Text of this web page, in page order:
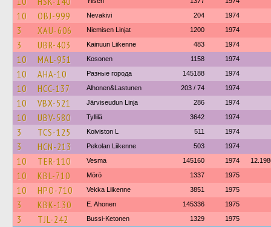
10 OBJ-999 Nevakivi 204 1974
3 XAU-606 Niemisen Linjat 1200 1974
3 UBR-403 Kainuun Liikenne 483 1974
10 MAL-951 Kosonen 1158 1974
10 AHA-10 Разные города 145188 1974
10 HCC-137 Alhonen&Lastunen 203 / 74 1974
10 VBX-521 Järviseudun Linja 286 1974
10 UBV-580 Tyllilä 3642 1974
3 TCS-125 Koiviston L 511 1974
3 HCN-213 Pekolan Liikenne 503 1974
10 TER-110 Vesma 145160 1974
10 KBL-710 Mörö 1337 1975
10 HPO-710 Vekka Liikenne 3851 1975
3 KBK-130 E. Ahonen 145336 1975
3 TJL-242 Bussi-Ketonen 1329 1975